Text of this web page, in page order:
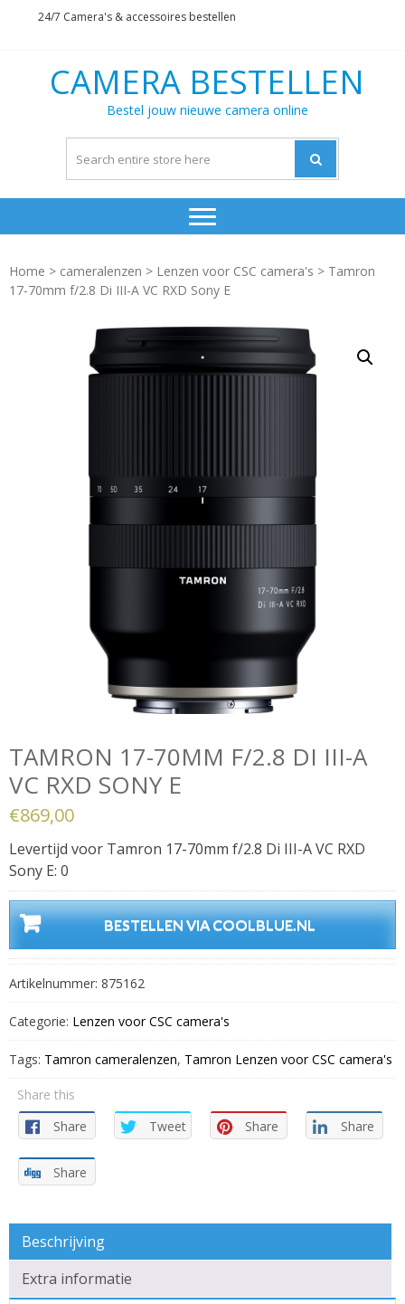
24/7 Camera's & accessoires bestellen
CAMERA BESTELLEN
Bestel jouw nieuwe camera online
Home > cameralenzen > Lenzen voor CSC camera's > Tamron
17-70mm f/2.8 Di III-A VC RXD Sony E
TAMRON 17-70MM F/2.8 DI III-A
VC RXD SONY E
€869,00
Levertijd voor Tamron 17-70mm f/2.8 Di III-A VC RXD
Sony E: 0
BESTELLEN VIA COOLBLUE.NL
Artikelnummer: 875162
Categorie: Lenzen voor CSC camera's
Tags: Tamron cameralenzen, Tamron Lenzen voor CSC camera's
Share this
Share
Tweet Share Share
Share
Beschrijving
Extra informatie